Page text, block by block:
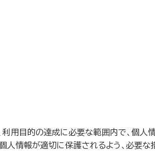
用目的の達成に必要な範囲内で、個人
人情報が適切に保護されるよう、必要な